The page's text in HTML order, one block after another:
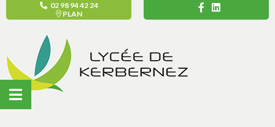
02 98 94 42 24
PLAN